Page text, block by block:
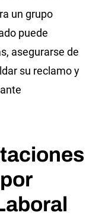
un grupo
puede
asegurarse de
su reclamo y